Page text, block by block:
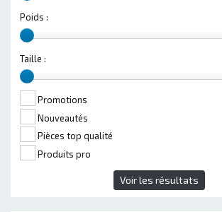
Poids :
Taille :
Promotions
Nouveautés
Pièces top qualité
Produits pro
Voir les résultats